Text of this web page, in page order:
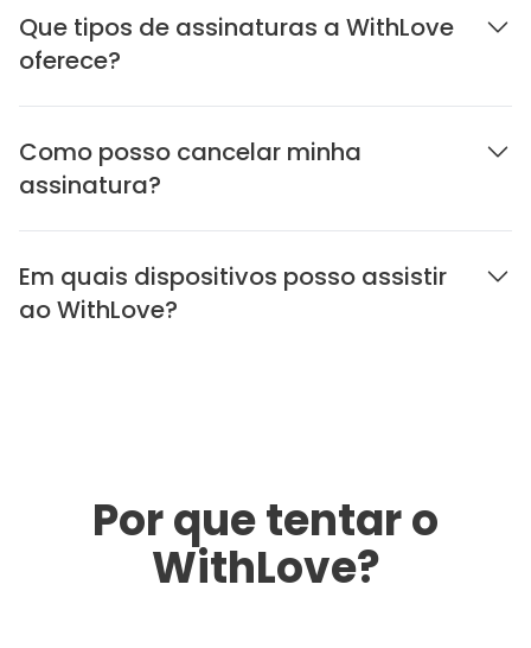
Que tipos de assinaturas a WithLove
oferece?
Como posso cancelar minha
assinatura?
Em quais dispositivos posso assistir
ao WithLove?
Por que tentar o
WithLove?